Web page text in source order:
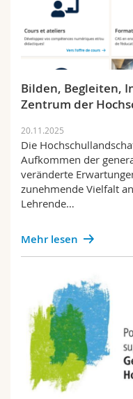
Bilden, Begleiten,
Zentrum der
20.11.2025
Die
Aufkommen der
veränderte
zunehmende Vielfalt
Lehrende…
Mehr lesen